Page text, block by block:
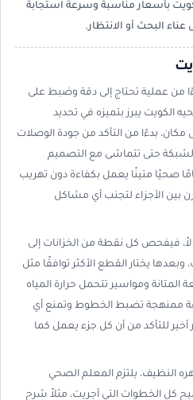
بأسعار مناسبة وسرعة استجابة
البحث أو الانتظار.
من عملية تحتاج إلى دقة وضبط على
الكويت يبرز بتميزه في تحديد
مكان، بدءًا من التأكد من جودة الوصلات
الشبكة حتى تتماشى مع التصميم
صحيًا متينًا يعمل بكفاءة دون تهريب
بين الأجزاء لتجنب أي مشاكل
فيفحص كل نقطة من الخزانات إلى
يختار القطع الأكثر توافقًا مثل
ومواسير تتحمل حرارة المياه
ممنهجة تضبط الخطوط وتمنع أي
أخير للتأكد من أن كل جزء يعمل كما
النظيف، يلتزم المعلم الصحي
كل الخطوات التي أجريت، مثلاً شرح